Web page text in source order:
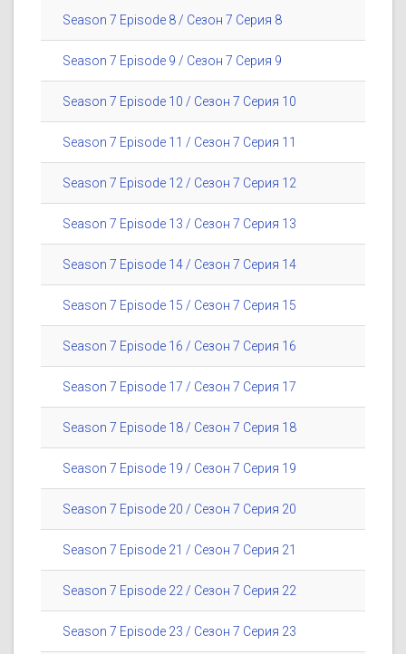
Season 7 Episode 8 / Сезон 7 Серия 8
Season 7 Episode 9 / Сезон 7 Серия 9
Season 7 Episode 10 / Сезон 7 Серия 10
Season 7 Episode 11 / Сезон 7 Серия 11
Season 7 Episode 12 / Сезон 7 Серия 12
Season 7 Episode 13 / Сезон 7 Серия 13
Season 7 Episode 14 / Сезон 7 Серия 14
Season 7 Episode 15 / Сезон 7 Серия 15
Season 7 Episode 16 / Сезон 7 Серия 16
Season 7 Episode 17 / Сезон 7 Серия 17
Season 7 Episode 18 / Сезон 7 Серия 18
Season 7 Episode 19 / Сезон 7 Серия 19
Season 7 Episode 20 / Сезон 7 Серия 20
Season 7 Episode 21 / Сезон 7 Серия 21
Season 7 Episode 22 / Сезон 7 Серия 22
Season 7 Episode 23 / Сезон 7 Серия 23